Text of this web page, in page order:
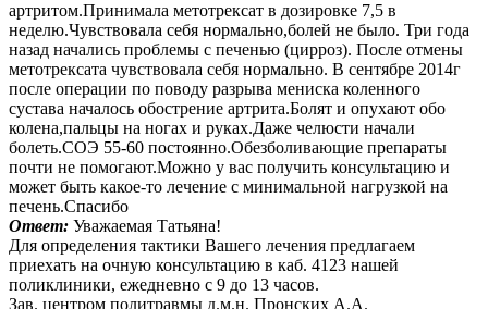
артритом.Принимала метотрексат в дозировке 7,5 в
неделю.Чувствовала себя нормально,болей не было. Три года
назад начались проблемы с печенью (цирроз). После отмены
метотрексата чувствовала себя нормально. В сентябре 2014г
после операции по поводу разрыва мениска коленного
сустава началось обострение артрита.Болят и опухают обо
колена,пальцы на ногах и руках.Даже челюсти начали
болеть.СОЭ 55-60 постоянно.Обезболивающие препараты
почти не помогают.Можно у вас получить консультацию и
может быть какое-то лечение с минимальной нагрузкой на
печень.Спасибо
Ответ: Уважаемая Татьяна!
Для определения тактики Вашего лечения предлагаем
приехать на очную консультацию в каб. 4123 нашей
поликлиники, ежедневно с 9 до 13 часов.
Зав. центром политравмы д.м.н. Пронских А.А.